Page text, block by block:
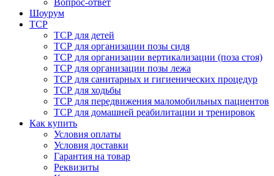
Вопрос-ответ
Шоурум
ТСР
ТСР для детей
ТСР для организации позы сидя
ТСР для организации вертикализации (поза стоя)
ТСР для организации позы лежа
ТСР для санитарных и гигиенических процедур
ТСР для ходьбы
ТСР для передвижения маломобильных пациентов
ТСР для домашней реабилитации и тренировок
Как купить
Условия оплаты
Условия доставки
Гарантия на товар
Реквизиты